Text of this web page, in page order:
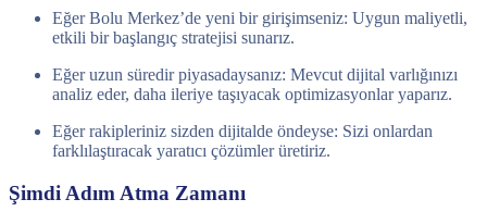
Eğer Bolu Merkez’de yeni bir girişimseniz: Uygun maliyetli,
etkili bir başlangıç stratejisi sunarız.
Eğer uzun süredir piyasadaysanız: Mevcut dijital varlığınızı
analiz eder, daha ileriye taşıyacak optimizasyonlar yaparız.
Eğer rakipleriniz sizden dijitalde öndeyse: Sizi onlardan
farklılaştıracak yaratıcı çözümler üretiriz.
Şimdi Adım Atma Zamanı